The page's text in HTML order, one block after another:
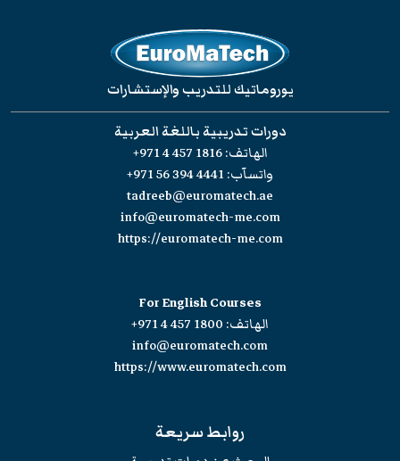
يوروماتيك للتدريب والإستشارات
دورات تدريبية باللغة العربية
الهاتف:+971 4 457 1816
واتسآب:+971 56 394 4441
tadreeb@euromatech.ae
info@euromatech-me.com
https://euromatech-me.com
For English Courses
الهاتف: +971 4 457 1800
info@euromatech.com
https://www.euromatech.com
روابط سريعة